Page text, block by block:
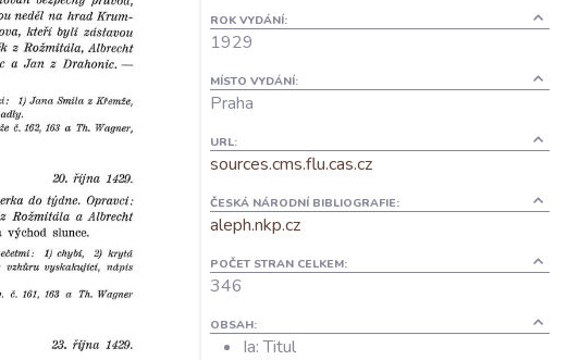
ROK VYDÁNÍ:
1929
MÍSTO VYDÁNÍ:
Praha
URL:
sources.cms.flu.cas.cz
ČESKÁ NÁRODNÍ BIBLIOGRAFIE:
aleph.nkp.cz
POČET STRAN CELKEM:
346
OBSAH:
Ia: Titul